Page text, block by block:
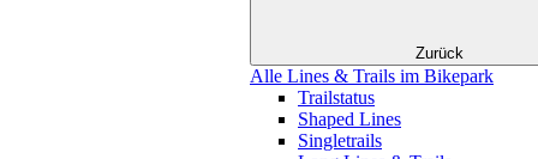
Zurück
Alle Lines & Trails im Bikepark
Trailstatus
Shaped Lines
Singletrails